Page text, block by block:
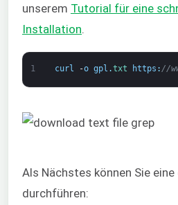
unserem Tutorial für eine
Installation
1 curl -o gpl .txt https : //
Als Nächstes können Sie
durchführen: